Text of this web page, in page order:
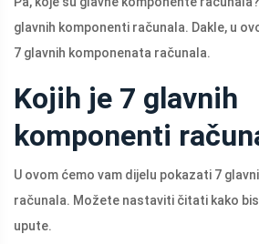
glavnih komponenti računala. Dakle, u
7 glavnih komponenata računala.
Kojih je 7 glavnih
komponenti
U ovom ćemo vam dijelu pokazati 7
računala. Možete nastaviti čitati kako
upute.